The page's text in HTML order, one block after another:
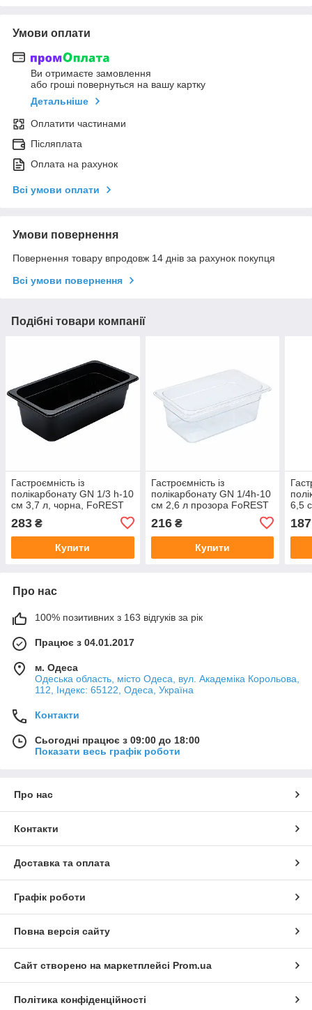
Умови оплати
Ви отримаєте замовлення
або гроші повернуться на вашу картку
Детальніше
Оплатити частинами
Післяплата
Оплата на рахунок
Всі умови оплати
Умови повернення
Повернення товару впродовж 14 днів за рахунок покупця
Всі умови повернення
Подібні товари компанії
Гастроємність із
полікарбонату GN 1/3 h-10
см 3,7 л, чорна, FoREST
283 ₴
Купити
Гастроємність із
полікарбонату GN 1/4h-10
см 2,6 л прозора FoREST
216₴
Купити
6,5
187
Про нас
100% позитивних з 163 відгуків за рік
Працює з 04.01.2017
м. Одеса
Одеська область, місто Одеса, вул. Академіка Корольова,
112, Індекс: 65122, Одеса, Україна
Контакти
Сьогодні працює з 09:00 до 18:00
Показати весь графік роботи
Про нас
Контакти
Доставка та оплата
Графік роботи
Повна версія сайту
Сайт створено на маркетплейсі Prom.ua
Політика конфіденційності